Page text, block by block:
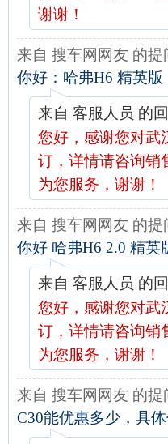
谢谢！
来自 搜车网网友 的提
你好：哈弗H6 精英
来自 客服人员 的
您好，感谢您对武
订，详情请咨询销
为您服务，谢谢！
来自 搜车网网友 的提
你好 哈弗H6 2.0 精
来自 客服人员 的
您好，感谢您对武
订，详情请咨询销
为您服务，谢谢！
来自 搜车网网友 的提
C30能优惠多少，具